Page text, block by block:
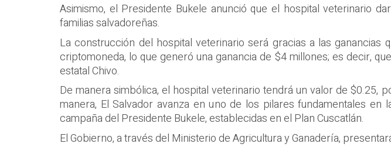
Asimismo, el Presidente Bukele anunció que el hospital veterinario
familias salvadoreñas.
La construcción del hospital veterinario será gracias a las
criptomoneda, lo que generó una ganancia de $4 millones; es decir,
estatal Chivo.
De manera simbólica, el hospital veterinario tendrá un valor de $0.25,
manera, El Salvador avanza en uno de los pilares fundamentales
campaña del Presidente Bukele, establecidas en el Plan Cuscatlán.
El Gobierno, a través del Ministerio de Agricultura y Ganadería,